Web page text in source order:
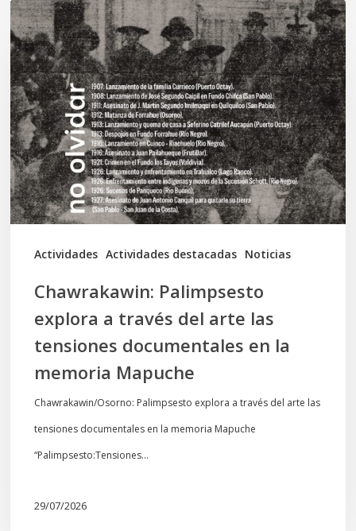
Actividades Actividades destacadas Noticias
Chawrakawin:
Palimpsesto
explora
a
través
del
arte
las
tensiones
documentales
memoria
Mapuche
Chawrakawin: Palimpsesto
explora a través del arte las
tensiones documentales en la
memoria Mapuche
Chawrakawin/Osorno: Palimpsesto explora a través del arte las
tensiones documentales en la memoria Mapuche
“Palimpsesto:Tensiones…
29/07/2026